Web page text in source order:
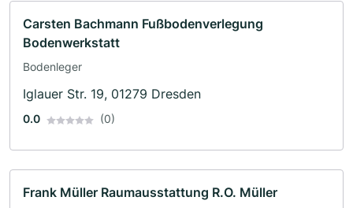
Carsten Bachmann Fußbodenverlegung
Bodenwerkstatt
Bodenleger
Iglauer Str. 19, 01279 Dresden
0.0 (0)
Frank Müller Raumausstattung R.O. Müller